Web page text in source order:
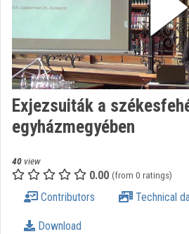
Playlists
Organizations
Contributors
Exjezsuiták a
egyházmegyében
40 view
0.00 (from 0 ratings)
Contributors Technical
Download